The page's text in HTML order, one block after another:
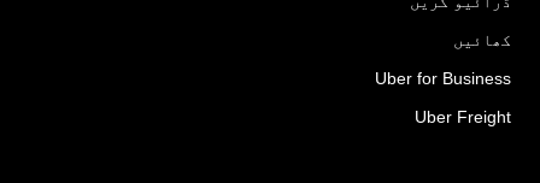
کھائیں
Uber for Business
Uber Freight